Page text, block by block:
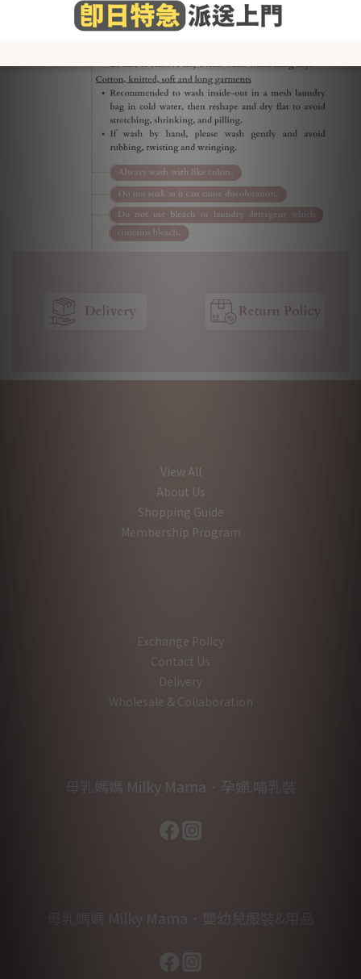
View All
About Us
Shopping Guide
Membership Program
Exchange Policy
Contact Us
Delivery
Wholesale & Collaboration
母乳媽媽 Milky Mama．孕婦.哺乳裝
母乳媽媽 Milky Mama．嬰幼兒服裝&用品